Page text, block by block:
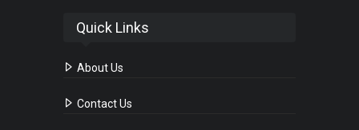
Quick Links
About Us
Contact Us